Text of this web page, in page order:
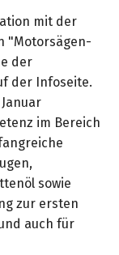
mit der
"Motorsägen-
der
der Infoseite.
im Bereich
sowie
zur ersten
auch für